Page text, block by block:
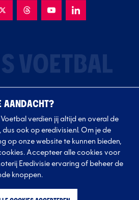
onze clubs
AANDACHT?
verdien jij altijd en overal de
ook op eredivisie.nl. Om je de
op onze website te kunnen bieden,
Accepteer alle cookies voor
Eredivisie ervaring of beheer de
knoppen.